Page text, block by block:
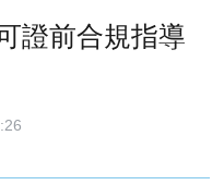
證前合規指導